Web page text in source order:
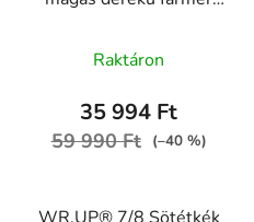
WRUP4BHC002ORG,
J0Btermék
átlagos
értékelése
Raktáron
35 994 Ft
59 990 Ft (–40 %)
WR.UP® 7/8 Sötétkék